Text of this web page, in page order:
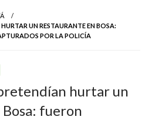
UN RESTAURANTE EN BOSA:
POR LA POLICÍA
hurtar un
fueron